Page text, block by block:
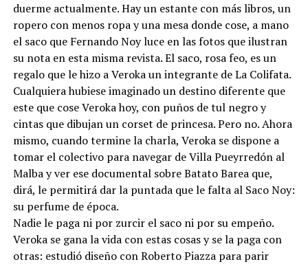
duerme actualmente. Hay un estante con más libros, un
ropero con menos ropa y una mesa donde cose, a mano
el saco que Fernando Noy luce en las fotos que ilustran
su nota en esta misma revista. El saco, rosa feo, es un
regalo que le hizo a Veroka un integrante de La Colifata.
Cualquiera hubiese imaginado un destino diferente que
este que cose Veroka hoy, con puños de tul negro y
cintas que dibujan un corset de princesa. Pero no. Ahora
mismo, cuando termine la charla, Veroka se dispone a
tomar el colectivo para navegar de Villa Pueyrredón al
Malba y ver ese documental sobre Batato Barea que,
dirá, le permitirá dar la puntada que le falta al Saco Noy:
su perfume de época.
Nadie le paga ni por zurcir el saco ni por su empeño.
Veroka se gana la vida con estas cosas y se la paga con
otras: estudió diseño con Roberto Piazza para parir